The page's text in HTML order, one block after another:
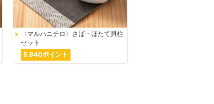
〈マルハニチロ〉さば・ほたて貝柱
セット
5,940ポイント